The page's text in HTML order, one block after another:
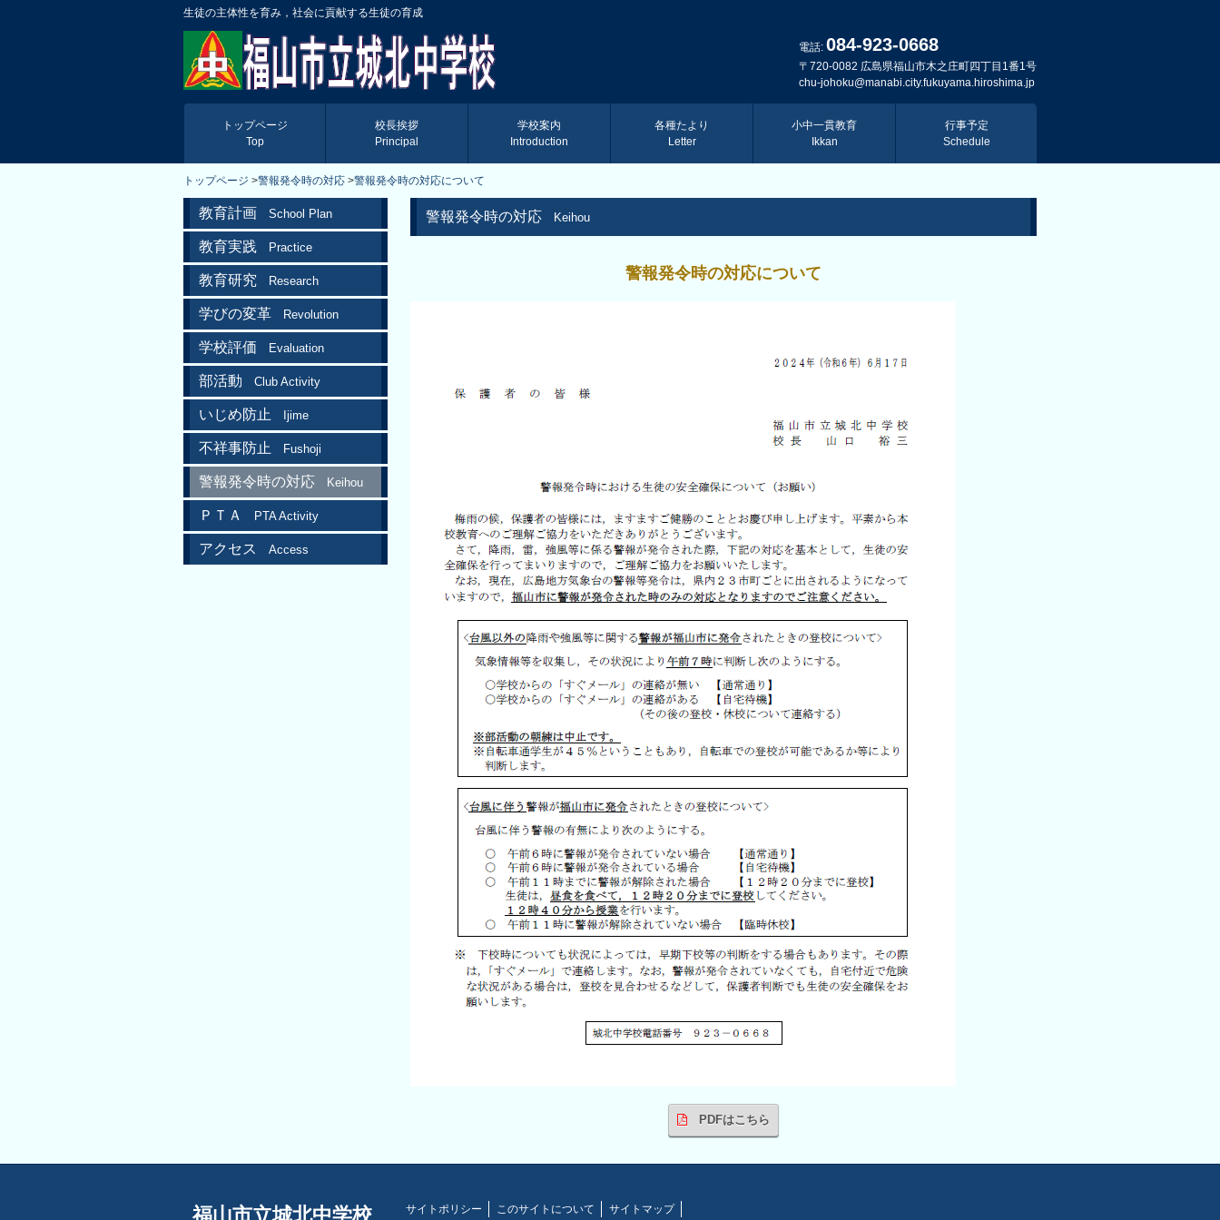
生徒の主体性を育み，社会に貢献する生徒の育成
電話: 084-923-0668
〒720-0082 広島県福山市木之庄町四丁目1番1号
chu-johoku@manabi.city.fukuyama.hiroshima.jp
トップページ
Top
校長挨拶
Principal
学校案内
Introduction
各種たより
Letter
小中一貫教育
Ikkan
行事予定
Schedule
トップページ >警報発令時の対応 >警報発令時の対応について
警報発令時の対応 Keihou
警報発令時の対応について
PDFはこちら
教育計画 School Plan
教育実践 Practice
教育研究 Research
学びの変革 Revolution
学校評価 Evaluation
部活動 Club Activity
いじめ防止 Ijime
不祥事防止 Fushoji
警報発令時の対応 Keihou
ＰＴＡ PTA Activity
アクセス Access
福山市立城北中学校 サイトポリシー このサイトについて サイトマップ